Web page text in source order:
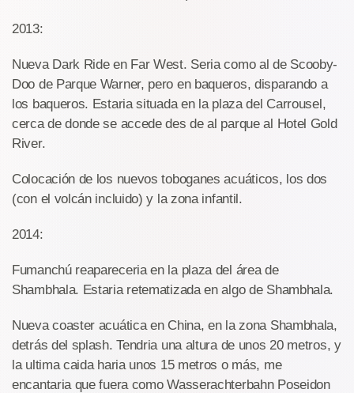
2013:
Nueva Dark Ride en Far West. Seria como al de Scooby-
Doo de Parque Warner, pero en baqueros, disparando a
los baqueros. Estaria situada en la plaza del Carrousel,
cerca de donde se accede des de al parque al Hotel Gold
River.
Colocación de los nuevos toboganes acuáticos, los dos
(con el volcán incluido) y la zona infantil.
2014:
Fumanchú reapareceria en la plaza del área de
Shambhala. Estaria retematizada en algo de Shambhala.
Nueva coaster acuática en China, en la zona Shambhala,
detrás del splash. Tendria una altura de unos 20 metros, y
la ultima caida haria unos 15 metros o más, me
encantaria que fuera como Wasserachterbahn Poseidon